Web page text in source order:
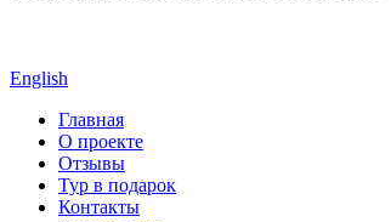
English
Главная
О проекте
Отзывы
Тур в подарок
Контакты